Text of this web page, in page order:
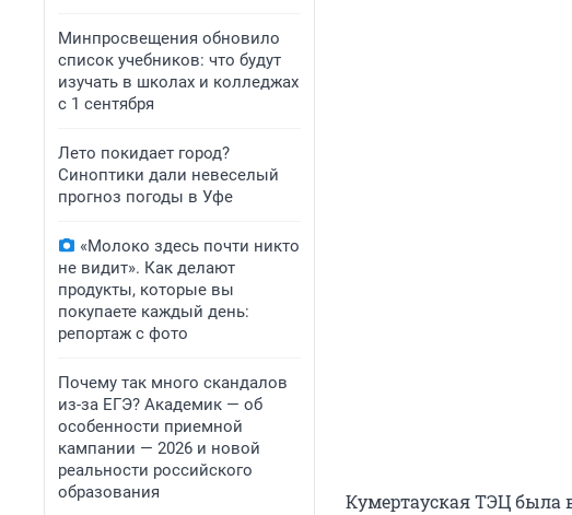
Минпросвещения обновило
список учебников: что будут
изучать в школах и колледжах
с 1 сентября
Лето покидает город?
Синоптики дали невеселый
прогноз погоды в Уфе
«Молоко здесь почти никто
не видит». Как делают
продукты, которые вы
покупаете каждый день:
репортаж с фото
Почему так много скандалов
из-за ЕГЭ? Академик — об
особенности приемной
кампании — 2026 и новой
реальности российского
образования
Кумертауская ТЭЦ была